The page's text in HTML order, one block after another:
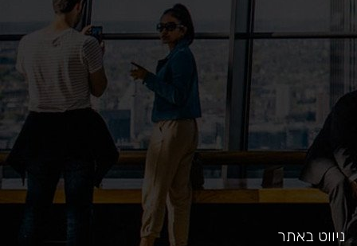
ניווט באתר